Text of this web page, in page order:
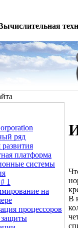
ряд
платформа
системы
1
на
процессоров
В